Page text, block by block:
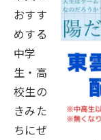
おすす
めする
中学
生・高
校生の
きみた
ちにぜ